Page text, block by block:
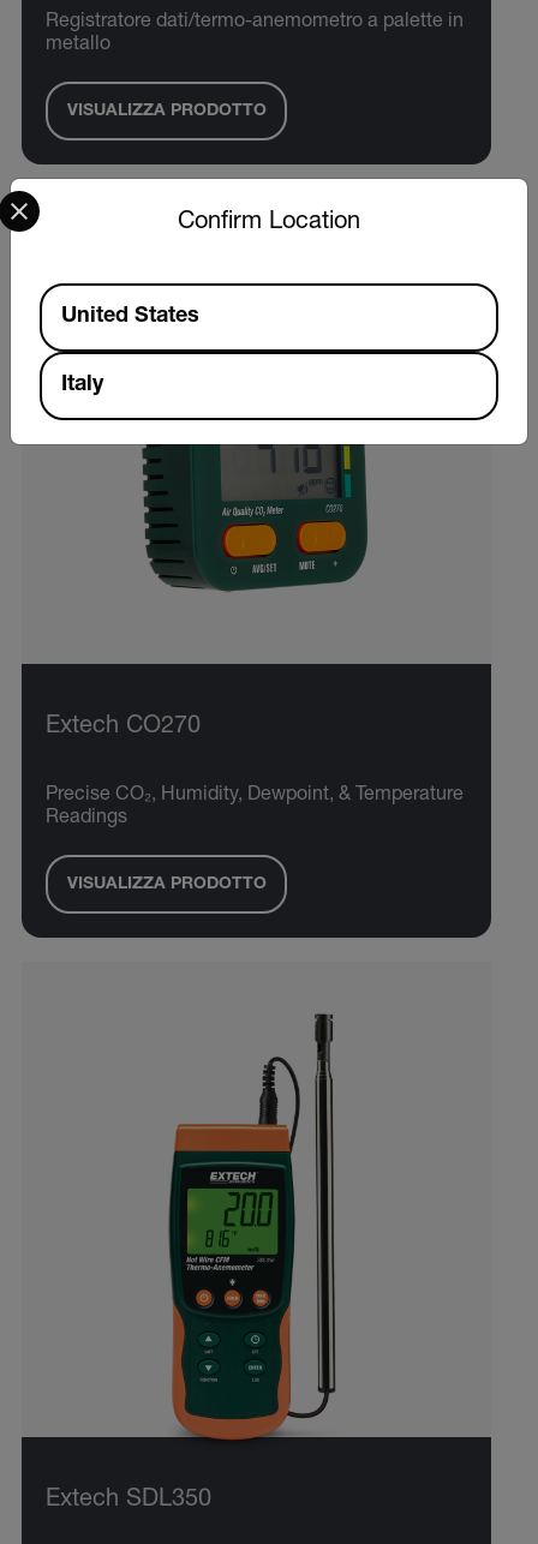
Registratore dati/termo-anemometro a palette in
metallo
VISUALIZZA PRODOTTO
Extech CO270
Precise CO₂, Humidity, Dewpoint, & Temperature
Readings
VISUALIZZA PRODOTTO
Extech SDL350
Confirm Location
Select your preferred country and language from the
Available Locations
United States
Italy